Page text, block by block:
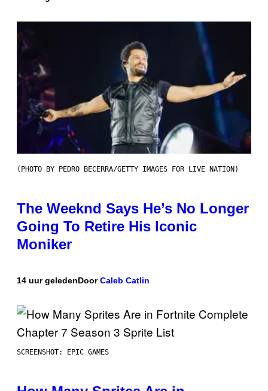
(PHOTO BY PEDRO BECERRA/GETTY IMAGES FOR LIVE NATION)
The Weeknd Says He’s No Longer
Going To Retire His Iconic
Moniker
14 uur geledenDoorCaleb Catlin
SCREENSHOT: EPIC GAMES